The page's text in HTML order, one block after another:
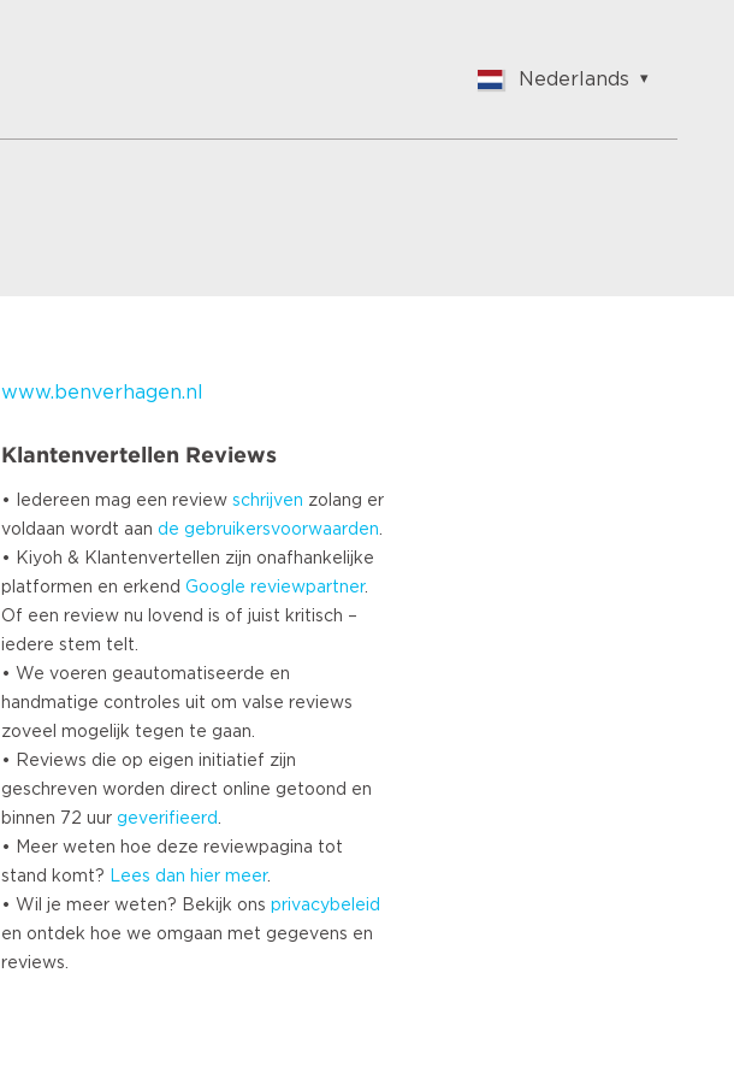
Nederlands
Nederlands
www.benverhagen.nl
Klantenvertellen Reviews
• Iedereen mag een review schrijven zolang er
voldaan wordt aan de gebruikersvoorwaarden.
• Kiyoh & Klantenvertellen zijn onafhankelijke
platformen en erkend Google reviewpartner.
Of een review nu lovend is of juist kritisch –
iedere stem telt.
• We voeren geautomatiseerde en
handmatige controles uit om valse reviews
zoveel mogelijk tegen te gaan.
• Reviews die op eigen initiatief zijn
geschreven worden direct online getoond en
binnen 72 uur geverifieerd.
• Meer weten hoe deze reviewpagina tot
stand komt? Lees dan hier meer.
• Wil je meer weten? Bekijk ons privacybeleid
en ontdek hoe we omgaan met gegevens en
reviews.